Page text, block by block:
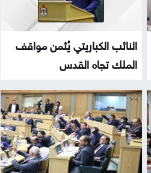
النائب الكباريتي يُثمن مواقف
الملك تجاه القدس